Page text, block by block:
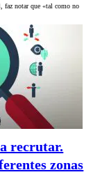
faz notar que «tal como no
recrutar.
zonas